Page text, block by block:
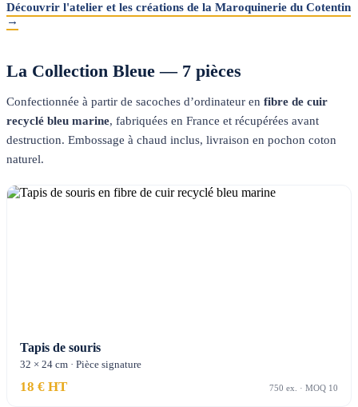
Découvrir l'atelier et les créations de la Maroquinerie du Cotentin
→
La Collection Bleue — 7 pièces
Confectionnée à partir de sacoches d’ordinateur en fibre de cuir
recyclé bleu marine, fabriquées en France et récupérées avant
destruction. Embossage à chaud inclus, livraison en pochon coton
naturel.
Tapis de souris
32 × 24 cm · Pièce signature
18 € HT 750 ex. · MOQ 10